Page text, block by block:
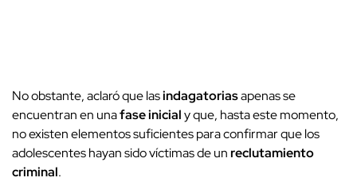
No obstante, aclaró que lasindagatoriasapenas se
encuentran en unafase inicialy que, hasta este momento,
no existen elementos suficientes para confirmar que los
adolescentes hayan sido víctimas de unreclutamiento
criminal.